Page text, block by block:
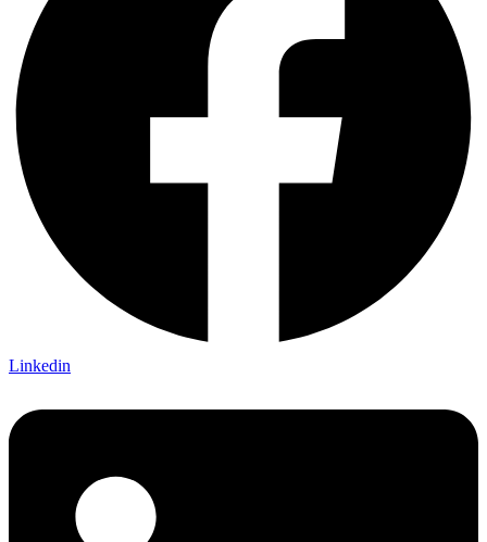
Linkedin